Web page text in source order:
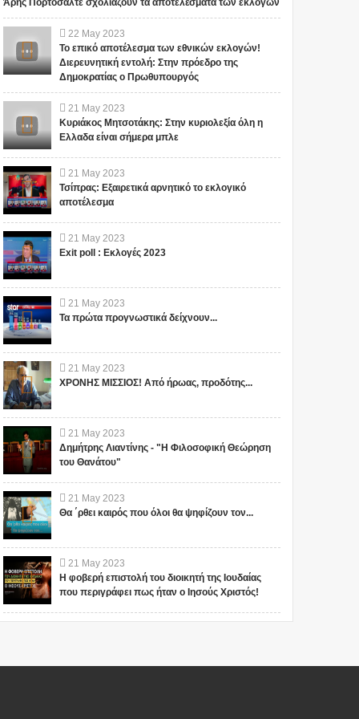
Άρης Πορτοσάλτε σχολιάζουν τα αποτελέσματα των εκλογών
22 May 2023
Το επικό αποτέλεσμα των εθνικών εκλογών!
Διερευνητική εντολή: Στην πρόεδρο της
Δημοκρατίας ο Πρωθυπουργός
21 May 2023
Κυριάκος Μητσοτάκης: Στην κυριολεξία όλη η
Ελλαδα είναι σήμερα μπλε
21 May 2023
Τσίπρας: Εξαιρετικά αρνητικό το εκλογικό
αποτέλεσμα
21 May 2023
Exit poll : Εκλογές 2023
21 May 2023
Τα πρώτα προγνωστικά δείχνουν...
21 May 2023
ΧΡΟΝΗΣ ΜΙΣΣΙΟΣ! Από ήρωας, προδότης...
21 May 2023
Δημήτρης Λιαντίνης - "Η Φιλοσοφική Θεώρηση
του Θανάτου"
21 May 2023
Θα ΄ρθει καιρός που όλοι θα ψηφίζουν τον...
21 May 2023
Η φοβερή επιστολή του διοικητή της Ιουδαίας
που περιγράφει πως ήταν ο Ιησούς Χριστός!